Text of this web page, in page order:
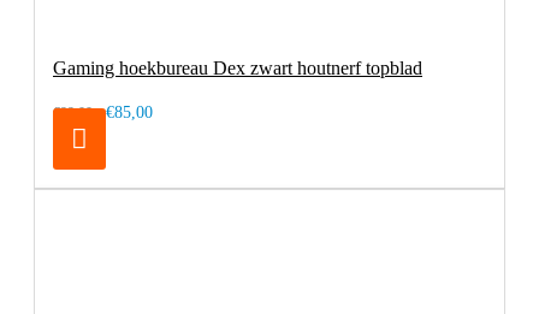
Gaming hoekbureau Dex zwart houtnerf topblad
€99,00 €85,00